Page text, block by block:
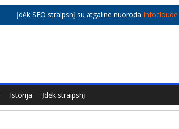
Įdėk SEO straipsnį su atgaline nuoroda Infocloude
Istorija
Įdėk straipsnį